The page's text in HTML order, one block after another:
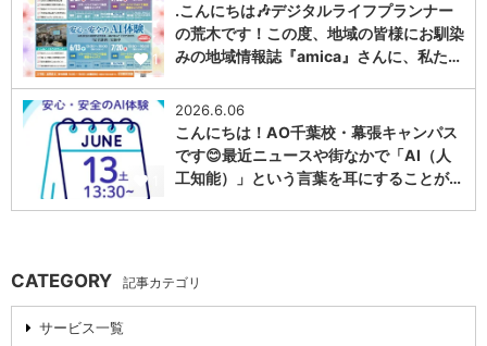
1
.こんにちは🎶デジタルライフプランナー
の荒木です！この度、地域の皆様にお馴染
みの地域情報誌『amica』さんに、私た…
1
2026.6.06
こんにちは！AO千葉校・幕張キャンパス
です😊最近ニュースや街なかで「AI（人
工知能）」という言葉を耳にすることが…
CATEGORY 記事カテゴリ
サービス一覧